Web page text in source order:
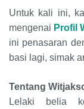
Untuk kali ini,
mengenai Profil
ini penasaran
basi lagi, simak
Tentang
Lelaki belia